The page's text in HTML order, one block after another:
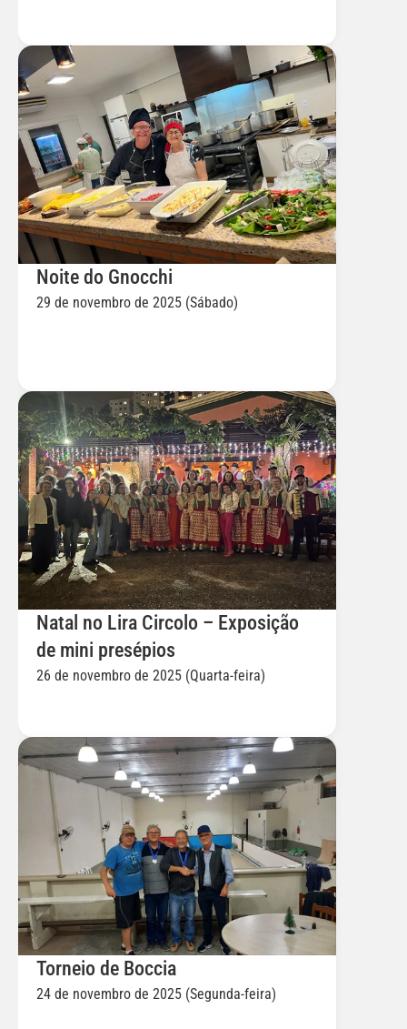
Noite do Gnocchi
29 de novembro de 2025 (Sábado)
Natal no Lira Circolo – Exposição
de mini presépios
26 de novembro de 2025 (Quarta-feira)
Torneio de Boccia
24 de novembro de 2025 (Segunda-feira)